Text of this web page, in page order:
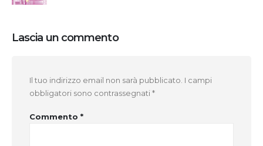
Lascia un commento
Il tuo indirizzo email non sarà pubblicato. I campi
obbligatori sono contrassegnati*
Commento *